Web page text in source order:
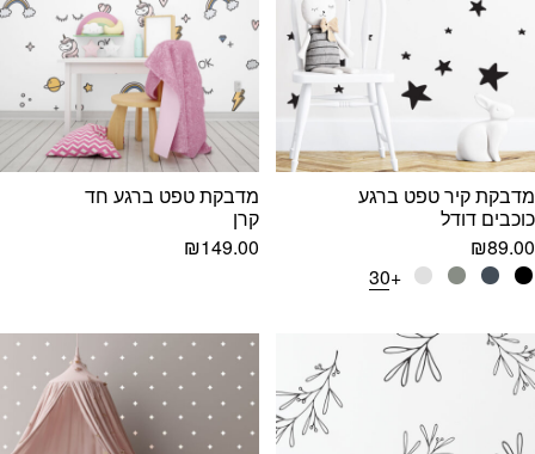
מדבקת קיר טפט ברגע
כוכבים דודל
₪89.00
+30
מדבקת טפט ברגע חד
קרן
₪149.00